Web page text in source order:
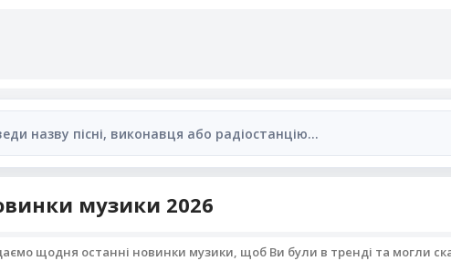
музики 2026
щодня останні новинки музики, щоб Ви були в тренді та могли